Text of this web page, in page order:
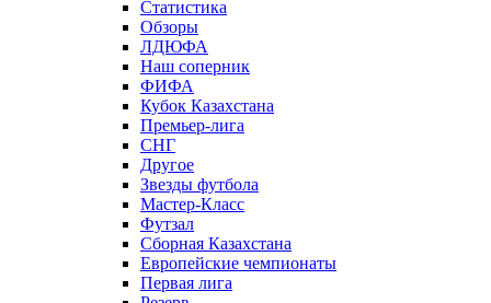
Статистика
Обзоры
ЛДЮФА
Наш соперник
ФИФА
Кубок Казахстана
Премьер-лига
СНГ
Другое
Звезды футбола
Мастер-Класс
Футзал
Сборная Казахстана
Европейские чемпионаты
Первая лига